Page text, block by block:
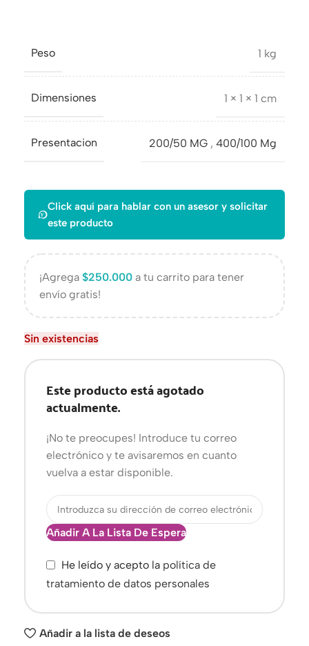
Peso 1 kg
Dimensiones 1 × 1 × 1 cm
Presentacion 200/50 MG , 400/100 Mg
Click aquí para hablar con un asesor y solicitar
este producto
¡Agrega $250.000 a tu carrito para tener
envío gratis!
Sin existencias
Este producto está agotado
actualmente.
¡No te preocupes! Introduce tu correo
electrónico y te avisaremos en cuanto
vuelva a estar disponible.
Añadir A La Lista De Espera
He leído y acepto la política de
tratamiento de datos personales
Añadir a la lista de deseos